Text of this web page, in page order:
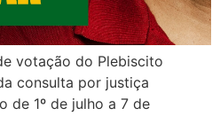
votação do Plebiscito
consulta por justiça
de 1º de julho a 7 de